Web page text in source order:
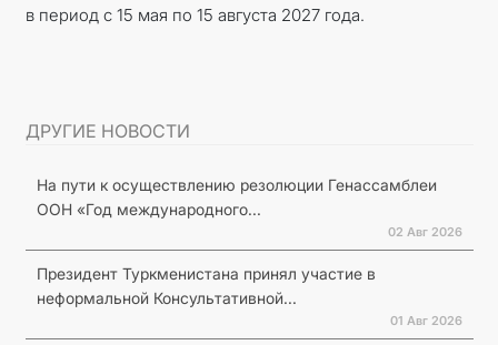
в период с 15 мая по 15 августа 2027 года.
ДРУГИЕ НОВОСТИ
На пути к осуществлению резолюции Генассамблеи
ООН «Год международного...
02 Авг 2026
Президент Туркменистана принял участие в
неформальной Консультативной...
01 Авг 2026